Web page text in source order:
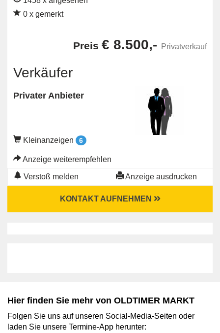
0 x gemerkt
Preis € 8.500,- Privatverkauf
Verkäufer
Privater Anbieter
Kleinanzeigen 6
Anzeige weiterempfehlen
Verstoß melden Anzeige ausdrucken
KONTAKT AUFNEHMEN
Hier finden Sie mehr von OLDTIMER MARKT
Folgen Sie uns auf unseren Social-Media-Seiten oder
laden Sie unsere Termine-App herunter: